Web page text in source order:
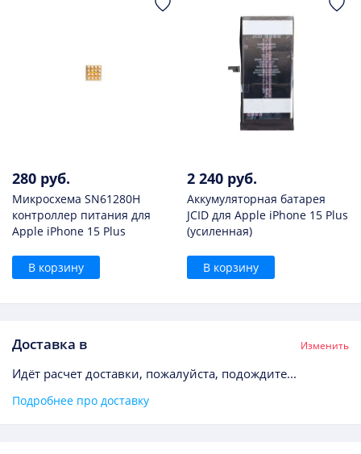
280 руб.
Микросхема SN61280H
контроллер питания для
Apple iPhone 15 Plus
В корзину
2 240 руб.
Аккумуляторная батарея
JCID для Apple iPhone 15 Plus
(усиленная)
В корзину
Доставка в Изменить
Идёт расчет доставки, пожалуйста, подождите...
Подробнее про доставку